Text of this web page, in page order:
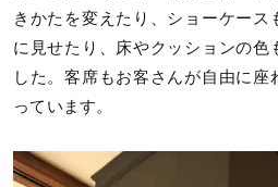
きかたを変えたり、ショーケース
に見せたり、床やクッションの色
した。客席もお客さんが自由に
っています。